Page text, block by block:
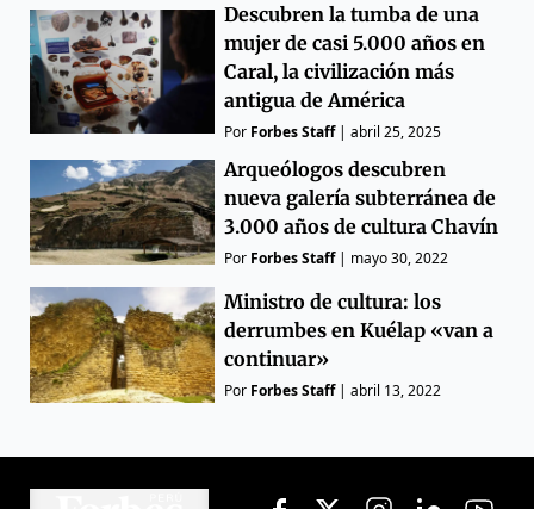
Descubren la tumba de una
mujer de casi 5.000 años en
Caral, la civilización más
antigua de América
Por Forbes Staff|abril 25, 2025
Arqueólogos descubren
nueva galería subterránea de
3.000 años de cultura Chavín
Por Forbes Staff| mayo 30, 2022
Ministro de cultura: los
derrumbes en Kuélap «van a
continuar»
Por Forbes Staff|abril 13, 2022